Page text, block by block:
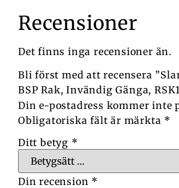
Recensioner
Det finns inga recensioner än.
Bli först med att recensera
BSP Rak, Invändig Gänga,
Din e-postadress kommer inte
Obligatoriska fält är märkta *
Ditt betyg *
Din recension *